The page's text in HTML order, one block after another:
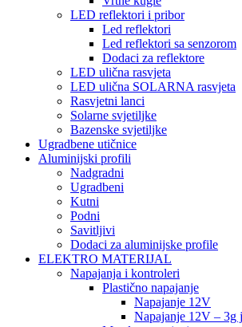
LED reflektori i pribor
Led reflektori
Led reflektori sa senzorom
Dodaci za reflektore
LED ulična rasvjeta
LED ulična SOLARNA rasvjeta
Rasvjetni lanci
Solarne svjetiljke
Bazenske svjetiljke
Ugradbene utičnice
Aluminijski profili
Nadgradni
Ugradbeni
Kutni
Podni
Savitljivi
Dodaci za aluminijske profile
ELEKTRO MATERIJAL
Napajanja i kontroleri
Plastično napajanje
Napajanje 12V
Napajanje 12V – 3g